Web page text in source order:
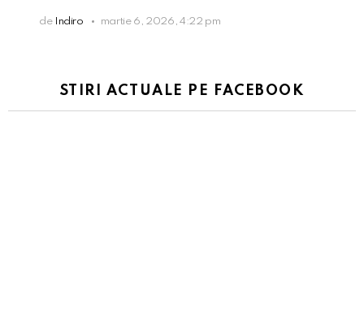
de Indiro martie 6, 2026, 4:22 pm
STIRI ACTUALE PE FACEBOOK